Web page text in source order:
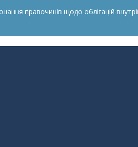
правочинів щодо облігацій